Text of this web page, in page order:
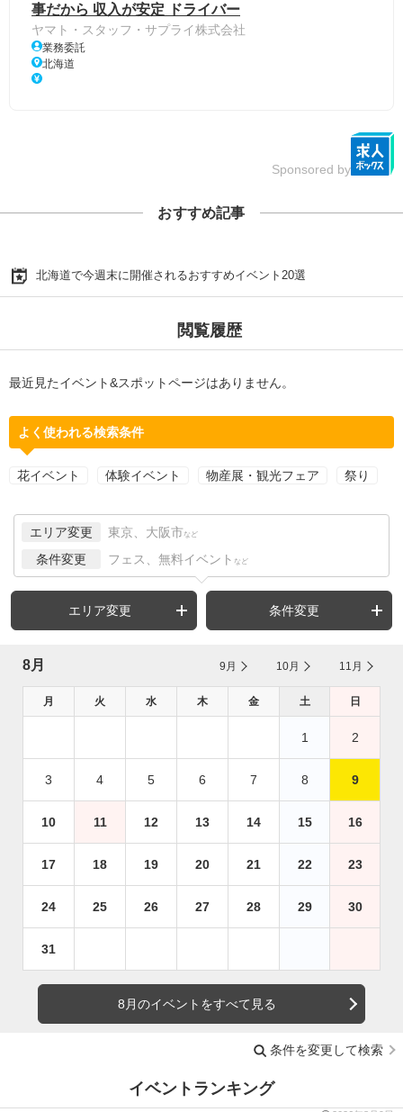
事だから 収入が安定 ドライバー
ヤマト・スタッフ・サプライ株式会社
業務委託
北海道
Sponsored by
おすすめ記事
北海道で今週末に開催されるおすすめイベント20選
閲覧履歴
最近見たイベント&スポットページはありません。
よく使われる検索条件
花イベント 体験イベント 物産展・観光フェア 祭り
エリア変更 東京、大阪市 など
条件変更 フェス、無料イベント など
エリア変更 条件変更
8月 9月 10月 11月
月 火 水 木 金 土 日
1 2
3 4 5 6 7 8 9
10 11 12 13 14 15 16
17 18 19 20 21 22 23
24 25 26 27 28 29 30
31
8月のイベントをすべて見る
条件を変更して検索
イベントランキング